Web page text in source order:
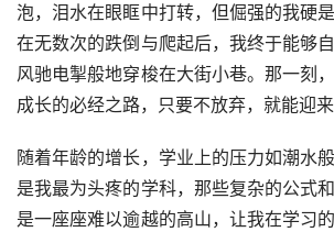
泡，泪水在眼眶中打转，但倔强的我硬
在无数次的跌倒与爬起后，我终于能够
风驰电掣般地穿梭在大街小巷。那一刻
成长的必经之路，只要不放弃，就能迎来
随着年龄的增长，学业上的压力如潮水
是我最为头疼的学科，那些复杂的公式
是一座座难以逾越的高山，让我在学习